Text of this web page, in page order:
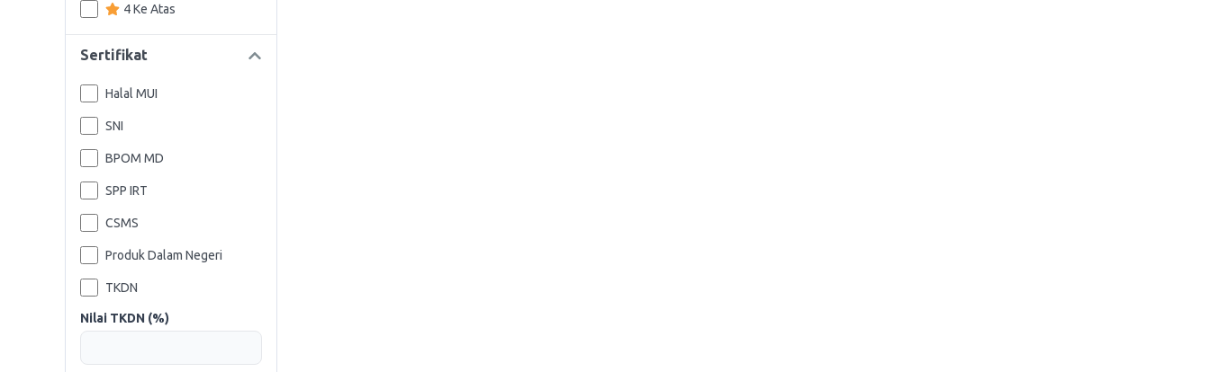
4 Ke Atas
Sertifikat
Halal MUI
SNI
BPOM MD
SPP IRT
CSMS
Produk Dalam Negeri
TKDN
Nilai TKDN (%)